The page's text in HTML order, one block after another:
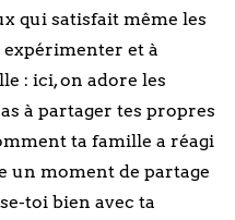
qui satisfait même les
expérimenter et à
: ici, on adore les
à partager tes propres
ta famille a réagi
un moment de partage
toi bien avec ta